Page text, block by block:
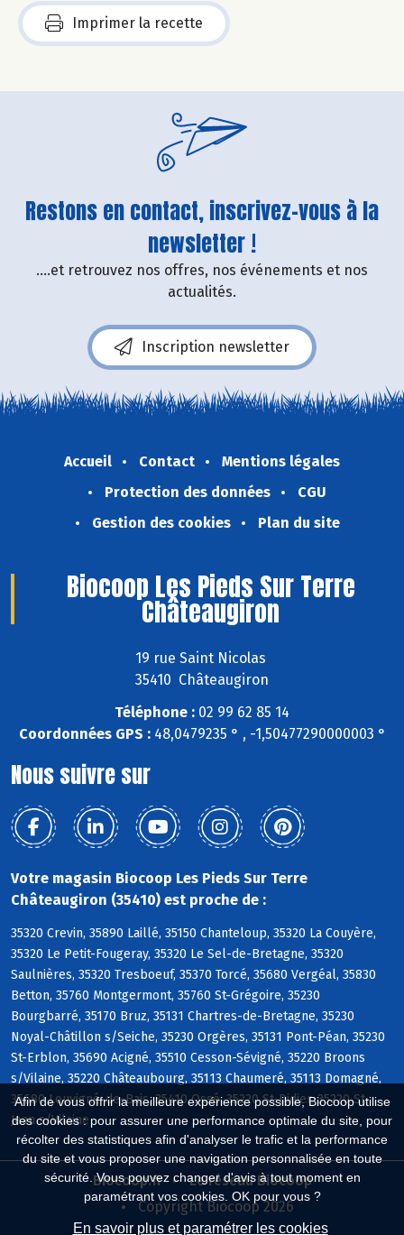
Afin de vous offrir la meilleure expérience possible, Biocoop utilise
des cookies : pour assurer une performance optimale du site, pour
récolter des statistiques afin d'analyser le trafic et la performance
du site et vous proposer une navigation personnalisée en toute
sécurité. Vous pouvez changer d'avis à tout moment en
paramétrant vos cookies. OK pour vous ?
En savoir plus et paramétrer les cookies
Imprimer la recette
Restons en contact, inscrivez-vous à la
newsletter !
....et retrouvez nos offres, nos événements et nos
actualités.
Inscription newsletter
Accueil Contact
Mentions légales
Protection des données
CGU
Gestion des cookies
Plan du site
Biocoop Les Pieds Sur Terre
Châteaugiron
19 rue Saint Nicolas
35410 Châteaugiron
Téléphone : 02 99 62 85 14
Coordonnées GPS :48,0479235 ° , -1,50477290000003 °
Nous suivre sur
Votre magasin Biocoop Les Pieds Sur Terre
Châteaugiron (35410) est proche de :
35320 Crevin, 35890 Laillé, 35150 Chanteloup, 35320 La Couyère,
35320 Le Petit-Fougeray, 35320 Le Sel-de-Bretagne, 35320
Saulnières, 35320 Tresboeuf, 35370 Torcé, 35680 Vergéal, 35830
Betton, 35760 Montgermont, 35760 St-Grégoire, 35230
Bourgbarré, 35170 Bruz, 35131 Chartres-de-Bretagne, 35230
Noyal-Châtillon s/Seiche, 35230 Orgères, 35131 Pont-Péan, 35230
St-Erblon, 35690 Acigné, 35510 Cesson-Sévigné, 35220 Broons
s/Vilaine, 35220 Châteaubourg, 35113 Chaumeré, 35113 Domagné,
35680 Louvigné-de-Bais, 35410 Ossé, 35220 St-Didier, 35220 St-
Jean s/Vilaine
Biocoop.fr
Le réseau Biocoop
Copyright Biocoop 2026